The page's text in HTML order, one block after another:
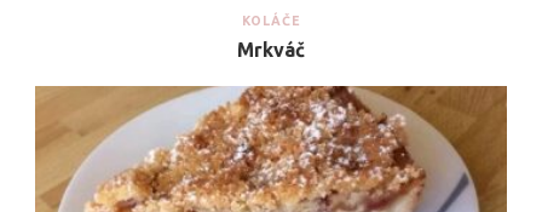
KOLÁČE
Mrkváč